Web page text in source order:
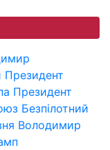
Президент
Президент
Безпілотний
Володимир